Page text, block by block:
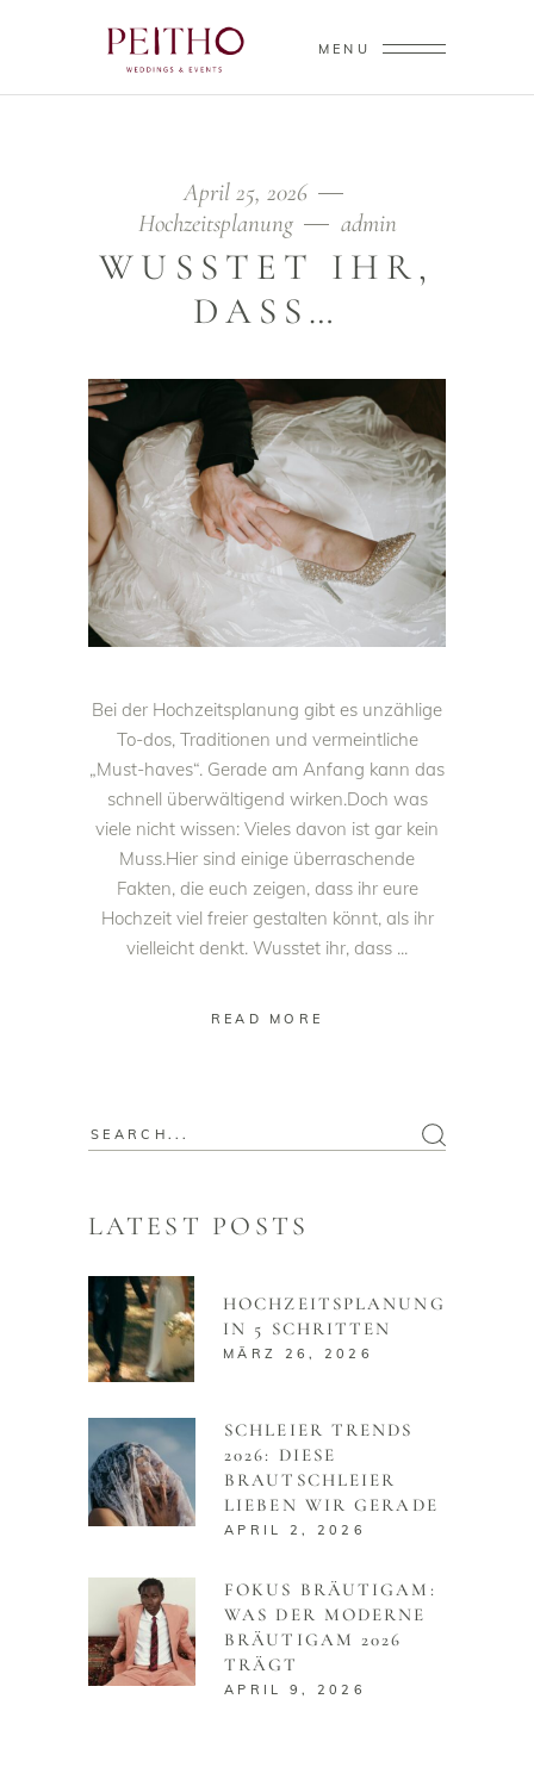
MENU
April 25, 2026
Hochzeitsplanung
admin
WUSSTET IHR,
DASS…
Bei der Hochzeitsplanung gibt es unzählige
To-dos, Traditionen und vermeintliche
„Must-haves“. Gerade am Anfang kann das
schnell überwältigend wirken.Doch was
viele nicht wissen: Vieles davon ist gar kein
Muss.Hier sind einige überraschende
Fakten, die euch zeigen, dass ihr eure
Hochzeit viel freier gestalten könnt, als ihr
vielleicht denkt. Wusstet ihr, dass
READ MORE
Search
LATEST POSTS
HOCHZEITSPLANUNG
IN 5 SCHRITTEN
MÄRZ 26, 2026
SCHLEIER TRENDS
2026: DIESE
BRAUTSCHLEIER
LIEBEN WIR GERADE
APRIL 2, 2026
FOKUS BRÄUTIGAM:
WAS DER MODERNE
BRÄUTIGAM 2026
TRÄGT
APRIL 9, 2026